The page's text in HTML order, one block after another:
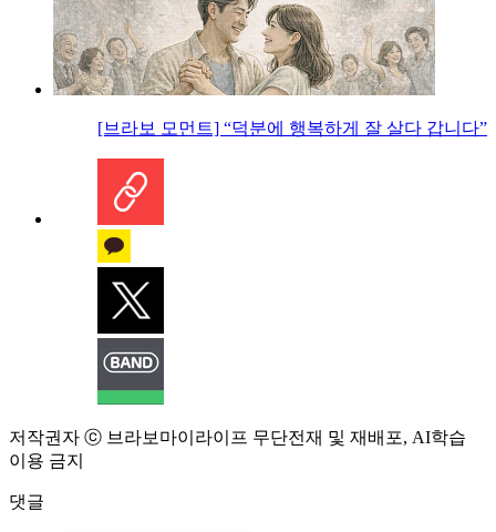
[브라보 모먼트] “덕분에 행복하게 잘 살다 갑니다”
저작권자 ⓒ 브라보마이라이프 무단전재 및 재배포, AI학습
이용 금지
댓글